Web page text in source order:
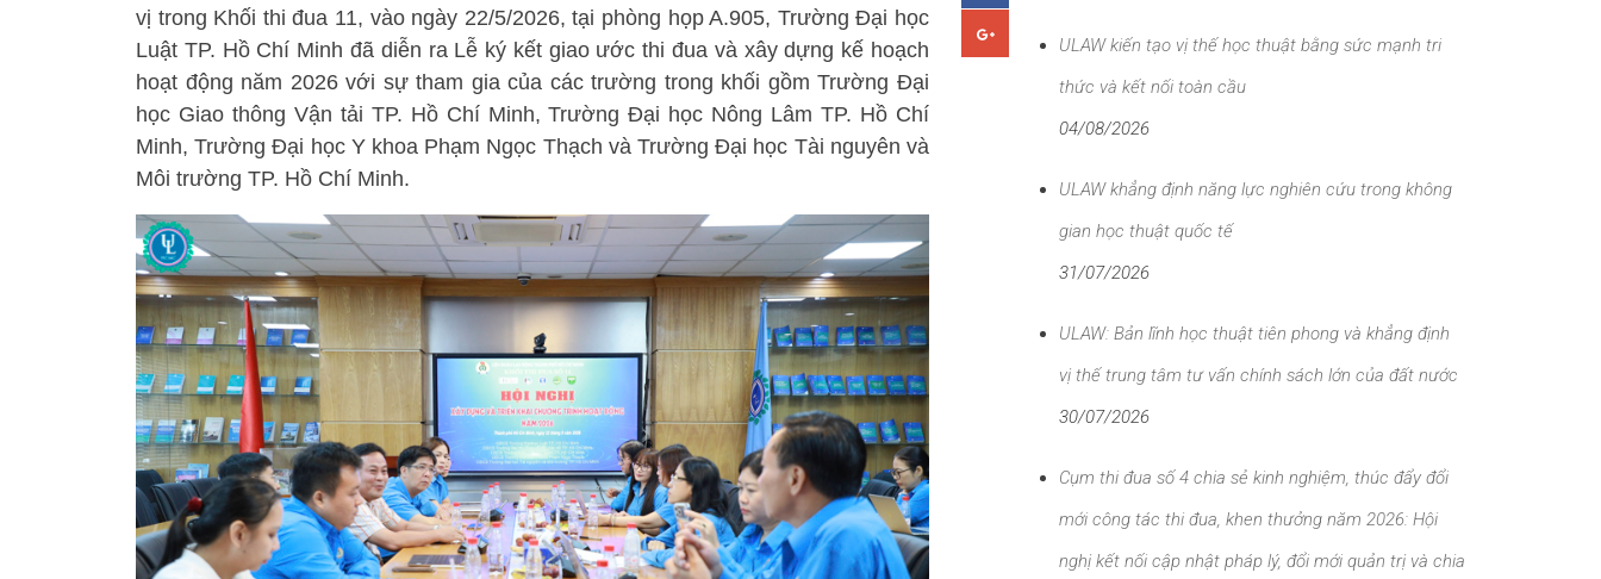
vị trong Khối thi đua 11, vào ngày 22/5/2026, tại phòng họp A.905, Trường Đại học
Luật TP. Hồ Chí Minh đã diễn ra Lễ ký kết giao ước thi đua và xây dựng kế hoạch
hoạt động năm 2026 với sự tham gia của các trường trong khối gồm Trường Đại
học Giao thông Vận tải TP. Hồ Chí Minh, Trường Đại học Nông Lâm TP. Hồ Chí
Minh, Trường Đại học Y khoa Phạm Ngọc Thạch và Trường Đại học Tài nguyên và
Môi trường TP. Hồ Chí Minh.
ULAW kiến tạo vị thế học thuật bằng sức mạnh tri
thức và kết nối toàn cầu
04/08/2026
ULAW khẳng định năng lực nghiên cứu trong không
gian học thuật quốc tế
31/07/2026
ULAW: Bản lĩnh học thuật tiên phong và khẳng định
vị thế trung tâm tư vấn chính sách lớn của đất nước
30/07/2026
Cụm thi đua số 4 chia sẻ kinh nghiệm, thúc đẩy đổi
mới công tác thi đua, khen thưởng năm 2026: Hội
nghị kết nối cập nhật pháp lý, đổi mới quản trị và chia